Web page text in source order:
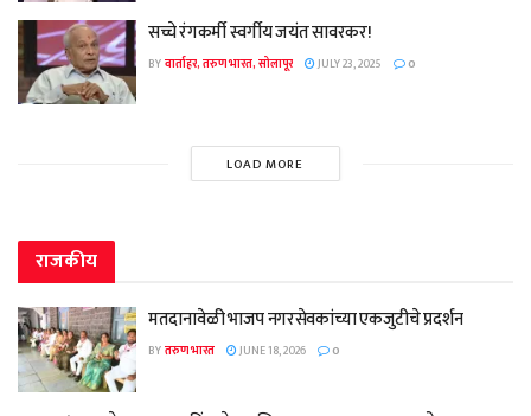
सच्चे रंगकर्मी स्वर्गीय जयंत सावरकर!
BYवार्ताहर, तरुण भारत, सोलापूर JULY 23, 2025 0
LOAD MORE
राजकीय
मतदानावेळी भाजप नगरसेवकांच्या एकजुटीचे प्रदर्शन
BYतरुण भारत JUNE 18, 2026 0